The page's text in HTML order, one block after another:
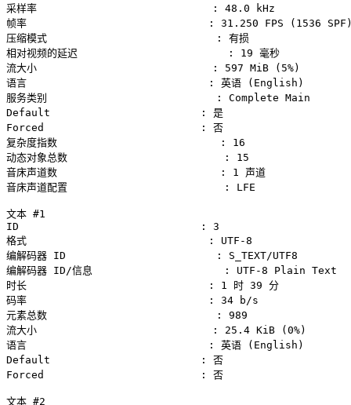
采样率                            : 48.0 kHz
帧率                             : 31.250 FPS (1536
压缩模式                           : 有损
相对视频的延迟                        : 19 毫秒
流大小                            : 597 MiB (5%)
语言                             : 英语 (English)
服务类别                           : Complete Main
Default                        : 是
Forced                         : 否
复杂度指数                          : 16
动态对象总数                         : 15
音床声道数                          : 1 声道
音床声道配置                         : LFE
文本 #1
ID                             : 3
格式                             : UTF-8
编解码器 ID                        : S_TEXT/UTF8
编解码器 ID/信息                     : UTF-8 Plain Text
时长                             : 1 时 39 分
码率                             : 34 b/s
元素总数                           : 989
流大小                            : 25.4 KiB (0%)
语言                             : 英语 (English)
Default                        : 否
Forced                         : 否
文本 #2